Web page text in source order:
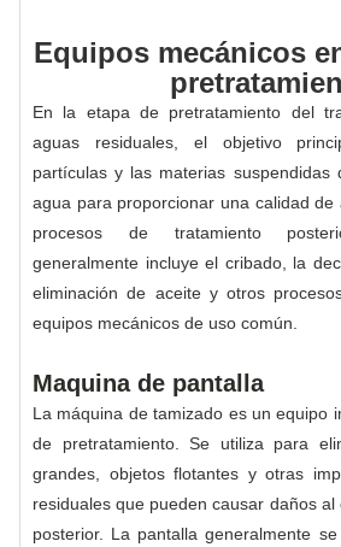
Equipos mecánicos
En la etapa de pretratamiento del
aguas residuales, el objetivo
partículas y las materias suspendidas
agua para proporcionar una calidad
procesos de tratamiento
generalmente incluye el cribado, la
eliminación de aceite y otros
equipos mecánicos de uso común.
Maquina de pantalla
La máquina de tamizado es un equipo
de pretratamiento. Se utiliza para
grandes, objetos flotantes y otras
residuales que pueden causar daños
posterior. La pantalla generalmente